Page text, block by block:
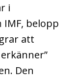
i
belopp
att
Den